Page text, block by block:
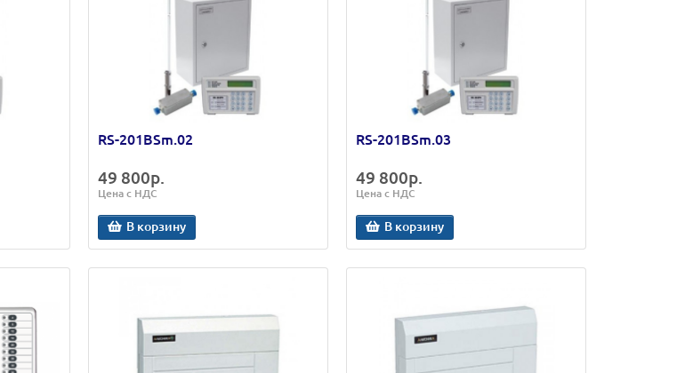
RS-201BSm.02
49 800р.
Цена с НДС
В корзину
RS-201BSm.03
49 800р.
Цена с НДС
В корзину